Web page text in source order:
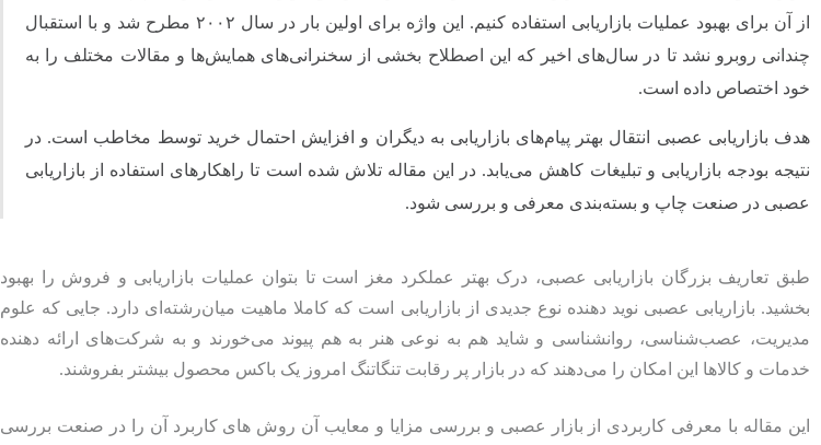
از آن برای بهبود عملیات بازاریابی استفاده کنیم. این واژه برای اولین بار در سال ۲۰۰۲ مطرح شد و با استقبال
چندانی روبرو نشد تا در سال‌های اخیر که این اصطلاح بخشی از سخنرانی‌های همایش‌ها و مقالات مختلف را به
خود اختصاص داده است.
هدف بازاریابی عصبی انتقال بهتر پیام‌های بازاریابی به دیگران و افزایش احتمال خرید توسط مخاطب است. در
نتیجه بودجه بازاریابی و تبلیغات کاهش می‌یابد. در این مقاله تلاش شده است تا راهکارهای استفاده از بازاریابی
عصبی در صنعت چاپ و بسته‌بندی معرفی و بررسی شود.
طبق تعاریف بزرگان بازاریابی عصبی، درک بهتر عملکرد مغز است تا بتوان عملیات بازاریابی و فروش را بهبود
بخشید. بازاریابی عصبی نوید دهنده نوع جدیدی از بازاریابی است که کاملا ماهیت میان‌رشته‌ای دارد. جایی که علوم
مدیریت، عصب‌شناسی، روانشناسی و شاید هم به نوعی هنر به هم پیوند می‌خورند و به شرکت‌های ارائه دهنده
خدمات و کالاها این امکان را می‌دهند که در بازار پر رقابت تنگاتنگ امروز یک باکس محصول بیشتر بفروشند.
این مقاله با معرفی کاربردی از بازار عصبی و بررسی مزایا و معایب آن روش‌ های کاربرد آن را در صنعت بررسی